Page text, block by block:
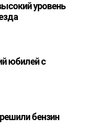
уровень
юбилей с
бензин